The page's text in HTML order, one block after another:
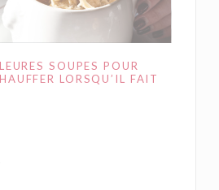
SOUPES POUR
LORSQU’IL FAIT